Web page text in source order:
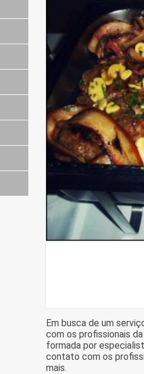
Em busca de um
com os profissionais
formada por
contato com os
mais.